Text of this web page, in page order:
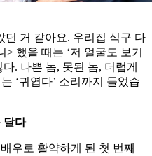
던 거 같아요. 우리집 식구 다
했을 때는 ‘저 얼굴도 보기
. 나쁜 놈, 못된 놈, 더럽게
‘귀엽다’ 소리까지 들었습
달다
우로 활약하게 된 첫 번째